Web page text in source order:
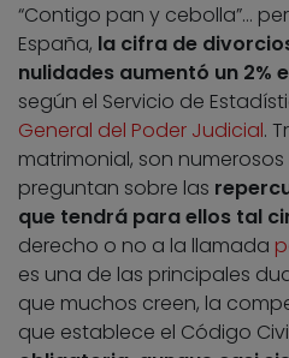
“Contigo pan y cebolla”…
España, la cifra de
nulidades aumentó un 2%
según el Servicio de
General del Poder Judicial.
matrimonial, son
preguntan sobre las
que tendrá para ellos tal
derecho o no a la llamada
es una de las principales
que muchos creen, la
que establece el Código